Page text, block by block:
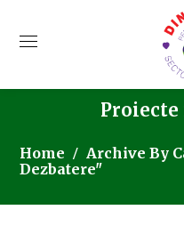
Proiecte
Home
Archive By
Dezbatere"